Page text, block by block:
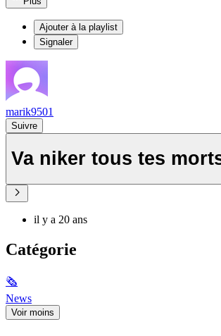
Ajouter à la playlist
Signaler
marik9501
Suivre
Va niker tous tes
il y a 20 ans
Catégorie
🗞
News
Voir moins